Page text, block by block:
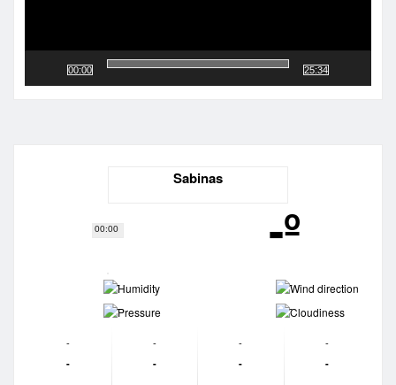
00:00
00:00
25:34
Sabinas
-º
-
-
-
-
-
-
-
-
-
-
-
-